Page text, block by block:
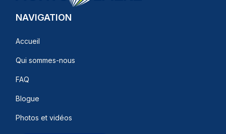
NAVIGATION
Accueil
Qui sommes-nous
FAQ
Blogue
Photos et vidéos